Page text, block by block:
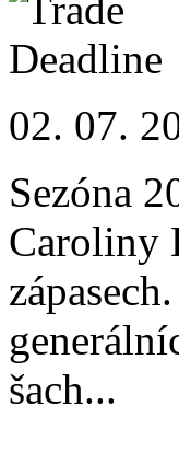
02. 07.
Sezóna
Caroliny
šach...